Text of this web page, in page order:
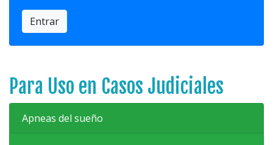
Entrar
Para Uso en Casos Judiciales
Apneas del sueño